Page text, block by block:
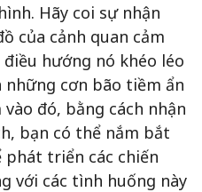
Hãy coi sự nhận
của cảnh quan cảm
hướng nó khéo léo
cơn bão tiềm ẩn
đó, bằng cách nhận
bạn có thể nắm bắt
phát triển các chiến
với các tình huống này